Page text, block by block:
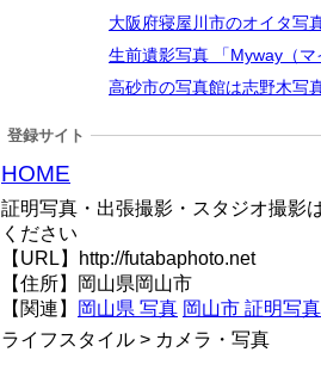
大阪府寝屋川市のオイタ写
生前遺影写真 「Myway（
高砂市の写真館は志野木写
登録サイト
HOME
証明写真・出張撮影・スタジオ撮影
ください
【URL】http://futabaphoto.net
【住所】岡山県岡山市
【関連】
岡山県 写真 岡山市 証明写真
ライフスタイル > カメラ・写真